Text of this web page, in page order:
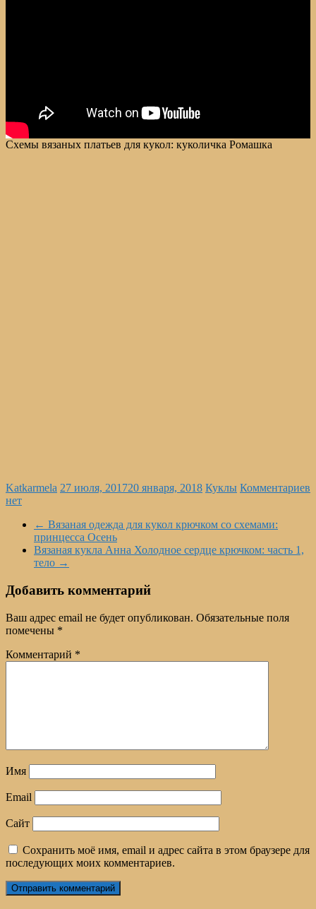
Схемы вязаных платьев для кукол: куколичка Ромашка
Katkarmela 27 июля, 201720 января, 2018 Куклы Комментариев
нет
← Вязаная одежда для кукол крючком со схемами:
принцесса Осень
Вязаная кукла Анна Холодное сердце крючком: часть 1,
тело →
Добавить комментарий
Ваш адрес email не будет опубликован. Обязательные поля
помечены *
Комментарий *
Имя
Email
Сайт
Сохранить моё имя, email и адрес сайта в этом браузере для
последующих моих комментариев.